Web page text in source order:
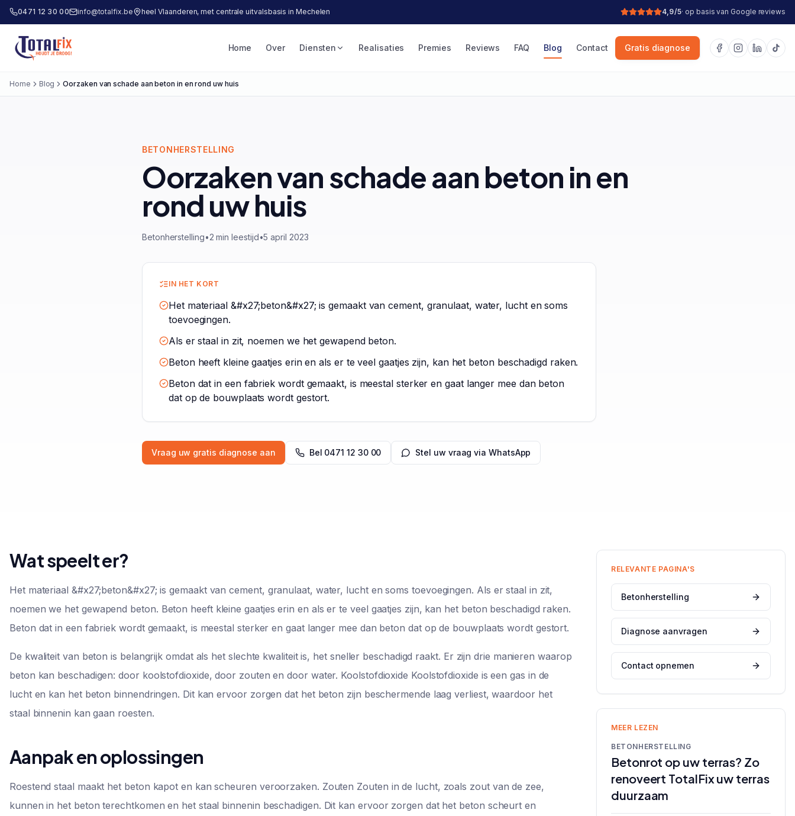
0471 12 30 00 info@totalfix.be heel Vlaanderen, met centrale uitvalsbasis in Mechelen 4,9/5· op basis van Google reviews
Totalfix
Home Over Diensten Realisaties Premies Reviews FAQ Blog Contact Gratis diagnose
Home Blog Oorzaken van schade aan beton in en rond uw huis
BETONHERSTELLING
Oorzaken van schade aan beton in en
rond uw huis
Betonherstelling•2 min leestijd•5 april 2023
IN HET KORT
Het materiaal &#x27;beton&#x27; is gemaakt van cement, granulaat, water, lucht en soms
toevoegingen.
Als er staal in zit, noemen we het gewapend beton.
Beton heeft kleine gaatjes erin en als er te veel gaatjes zijn, kan het beton beschadigd raken.
Beton dat in een fabriek wordt gemaakt, is meestal sterker en gaat langer mee dan beton
dat op de bouwplaats wordt gestort.
Vraag uw gratis diagnose aan Bel 0471 12 30 00 Stel uw vraag via WhatsApp
Wat speelt er?
Het materiaal &#x27;beton&#x27; is gemaakt van cement, granulaat, water, lucht en soms toevoegingen. Als er staal in zit,
noemen we het gewapend beton. Beton heeft kleine gaatjes erin en als er te veel gaatjes zijn, kan het beton beschadigd raken.
Beton dat in een fabriek wordt gemaakt, is meestal sterker en gaat langer mee dan beton dat op de bouwplaats wordt gestort.
De kwaliteit van beton is belangrijk omdat als het slechte kwaliteit is, het sneller beschadigd raakt. Er zijn drie manieren waarop
beton kan beschadigen: door koolstofdioxide, door zouten en door water. Koolstofdioxide Koolstofdioxide is een gas in de
lucht en kan het beton binnendringen. Dit kan ervoor zorgen dat het beton zijn beschermende laag verliest, waardoor het
staal binnenin kan gaan roesten.
Aanpak en oplossingen
Roestend staal maakt het beton kapot en kan scheuren veroorzaken. Zouten Zouten in de lucht, zoals zout van de zee,
kunnen in het beton terechtkomen en het staal binnenin beschadigen. Dit kan ervoor zorgen dat het beton scheurt en
RELEVANTE PAGINA'S
Betonherstelling
Diagnose aanvragen
Contact opnemen
MEER LEZEN
BETONHERSTELLING
Betonrot op uw terras? Zo
renoveert TotalFix uw terras
duurzaam